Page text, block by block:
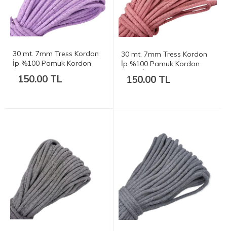
30 mt. 7mm Tress Kordon
İp %100 Pamuk Kordon
150.00 TL
30 mt. 7mm Tress Kordon
İp %100 Pamuk Kordon
450 gr.
150.00 TL